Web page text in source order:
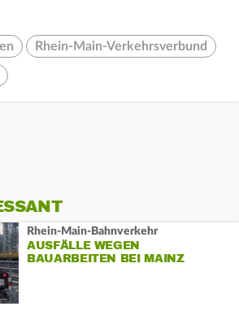
Rhein-Main-Verkehrsverbund
Rhein-Main-Bahnverkehr
AUSFÄLLE WEGEN
BAUARBEITEN BEI MAINZ